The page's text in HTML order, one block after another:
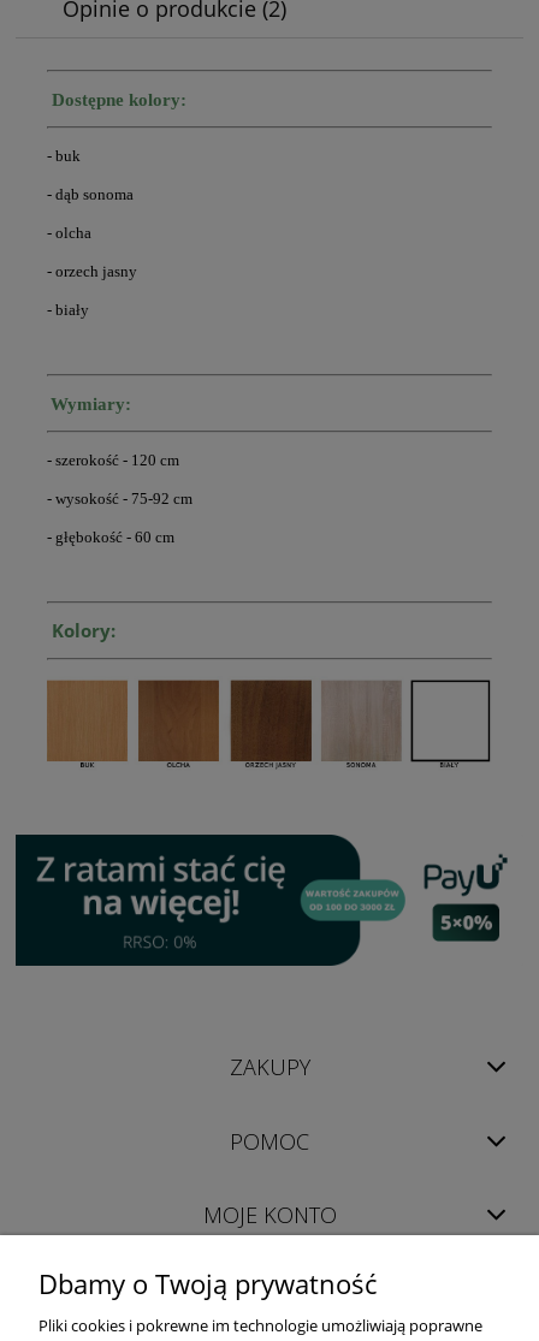
Opinie o produkcie (2)
Dostępne kolory:
- buk
- dąb sonoma
- olcha
- orzech jasny
- biały
Wymiary:
- szerokość - 120 cm
- wysokość - 75-92 cm
- głębokość - 60 cm
Kolory:
ZAKUPY
POMOC
MOJE KONTO
INFORMACJE
Dbamy o Twoją prywatność
Pliki cookies i pokrewne im technologie umożliwiają poprawne